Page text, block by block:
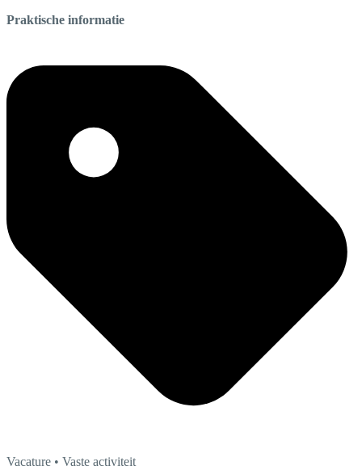
Praktische informatie
Vacature • Vaste activiteit